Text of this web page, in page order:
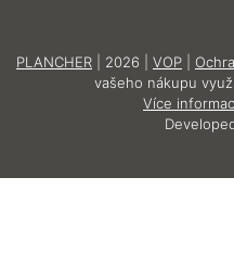
PLANCHER| 2026 | VOP|
vašeho nákupu
Více